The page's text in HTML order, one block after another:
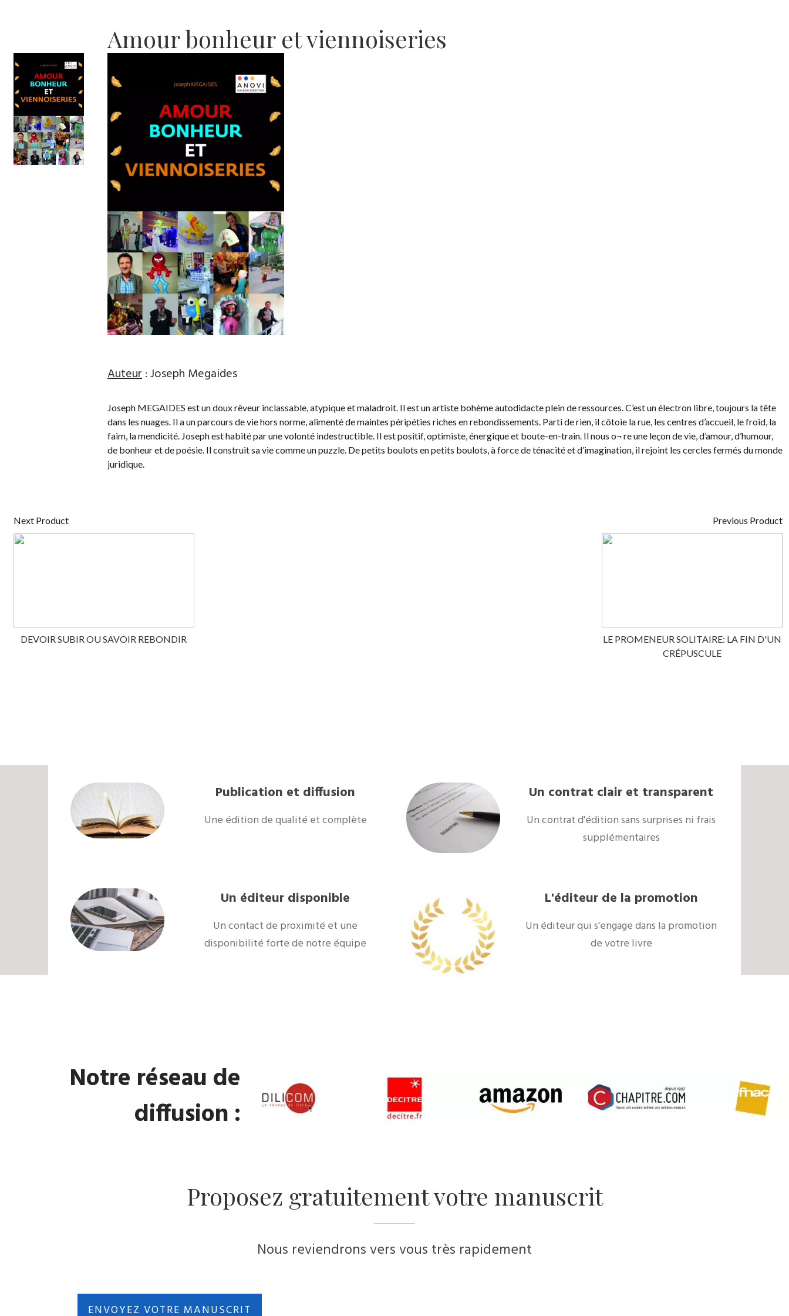
Amour bonheur et viennoiseries
Auteur: Joseph Megaides
Joseph MEGAIDES est un doux rêveur inclassable, atypique et maladroit. Il est un artiste bohème autodidacte plein de ressources. C’est un électron libre, toujours la tête
dans les nuages. Il a un parcours de vie hors norme, alimenté de maintes péripéties riches en rebondissements. Parti de rien, il côtoie la rue, les centres d’accueil, le froid, la
faim, la mendicité. Joseph est habité par une volonté indestructible. Il est positif, optimiste, énergique et boute-en-train. Il nous o¬ re une leçon de vie, d’amour, d’humour,
de bonheur et de poésie. Il construit sa vie comme un puzzle. De petits boulots en petits boulots, à force de ténacité et d’imagination, il rejoint les cercles fermés du monde
juridique.
Next Product
DEVOIR SUBIR OU SAVOIR REBONDIR
Previous Product
LE PROMENEUR SOLITAIRE: LA FIN D'UN
CRÉPUSCULE
Publication et diffusion
Une édition de qualité et complète
Un contrat clair et transparent
Un contrat d'édition sans surprises ni frais
supplémentaires
Un éditeur disponible
Un contact de proximité et une
disponibilité forte de notre équipe
L'éditeur de la promotion
Un éditeur qui s'engage dans la promotion
de votre livre
Notre réseau de
diffusion :
Proposez gratuitement votre manuscrit
Nous reviendrons vers vous très rapidement
ENVOYEZ VOTRE MANUSCRIT